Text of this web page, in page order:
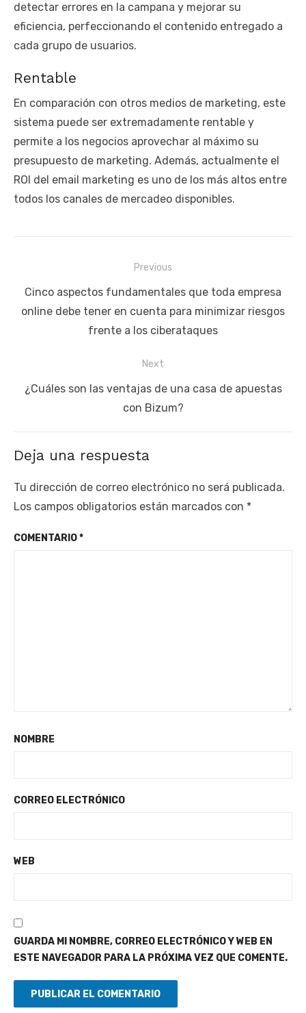
detectar errores en la campana y mejorar su
eficiencia, perfeccionando el contenido entregado a
cada grupo de usuarios.
Rentable
En comparación con otros medios de marketing, este
sistema puede ser extremadamente rentable y
permite a los negocios aprovechar al máximo su
presupuesto de marketing. Además, actualmente el
ROI del email marketing es uno de los más altos entre
todos los canales de mercadeo disponibles.
de
entradas
Previous
Previous
post:
Cinco aspectos fundamentales que toda empresa
online debe tener en cuenta para minimizar riesgos
frente a los ciberataques
Next
Next
¿Cuáles son las ventajas de una casa de apuestas
con Bizum?
Deja una respuesta
Tu dirección de correo electrónico no será publicada.
Los campos obligatorios están marcados con *
COMENTARIO*
NOMBRE
CORREO ELECTRÓNICO
WEB
GUARDA MI NOMBRE, CORREO ELECTRÓNICO Y WEB EN
ESTE NAVEGADOR PARA LA PRÓXIMA VEZ QUE COMENTE.